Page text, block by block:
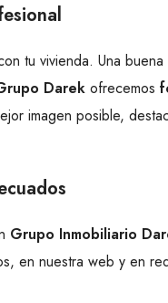
tu vivienda. Una
Darek ofrecemos
imagen posible,
Grupo Inmobiliario
en nuestra web y en